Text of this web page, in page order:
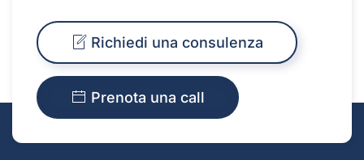
Richiedi una consulenza
Prenota una call